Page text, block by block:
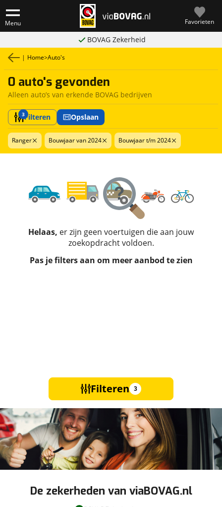
Menu Favorieten
BOVAG Zekerheid
| Home>Auto's
0 auto's gevonden
Alleen auto’s van erkende BOVAG bedrijven
3Filteren Opslaan
Ranger Bouwjaar van 2024 Bouwjaar t/m 2024
Helaas, er zijn geen voertuigen die aan jouw
zoekopdracht voldoen.
Pas je filters aan om meer aanbod te zien
Filteren 3
De zekerheden van viaBOVAG.nl